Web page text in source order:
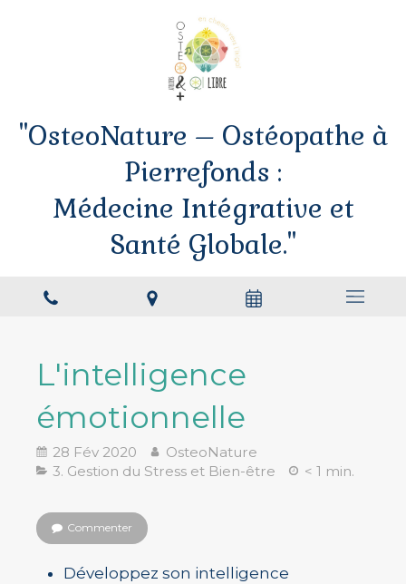
"OsteoNature – Ostéopathe à
Pierrefonds :
Médecine Intégrative et
Santé Globale."
L'intelligence
émotionnelle
28 Fév 2020
OsteoNature
3. Gestion du Stress et Bien-être
< 1 min.
Commenter
Développez son intelligence